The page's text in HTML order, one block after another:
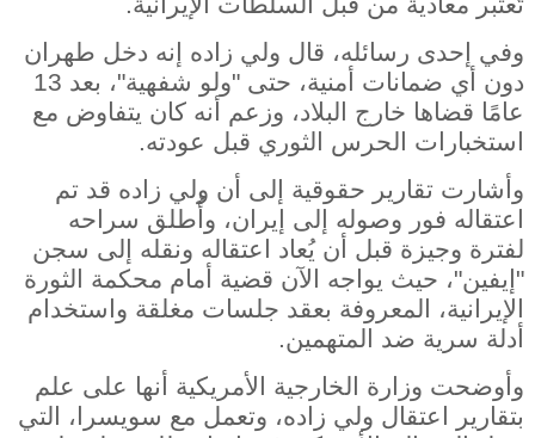
وفي إحدى رسائله، قال ولي زاده إنه دخل طهران
دون أي ضمانات أمنية، حتى "ولو شفهية"، بعد 13
عامًا قضاها خارج البلاد، وزعم أنه كان يتفاوض مع
استخبارات الحرس الثوري قبل عودته.
وأشارت تقارير حقوقية إلى أن ولي زاده قد تم
اعتقاله فور وصوله إلى إيران، وأُطلق سراحه
لفترة وجيزة قبل أن يُعاد اعتقاله ونقله إلى سجن
"إيفين"، حيث يواجه الآن قضية أمام محكمة الثورة
الإيرانية، المعروفة بعقد جلسات مغلقة واستخدام
أدلة سرية ضد المتهمين.
وأوضحت وزارة الخارجية الأمريكية أنها على علم
بتقارير اعتقال ولي زاده، وتعمل مع سويسرا، التي